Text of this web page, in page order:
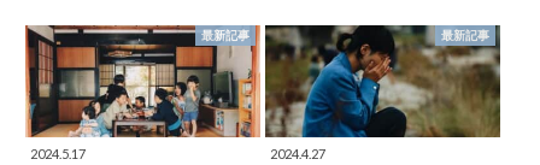
最新記事
2024.5.17
最新記事
2024.4.27